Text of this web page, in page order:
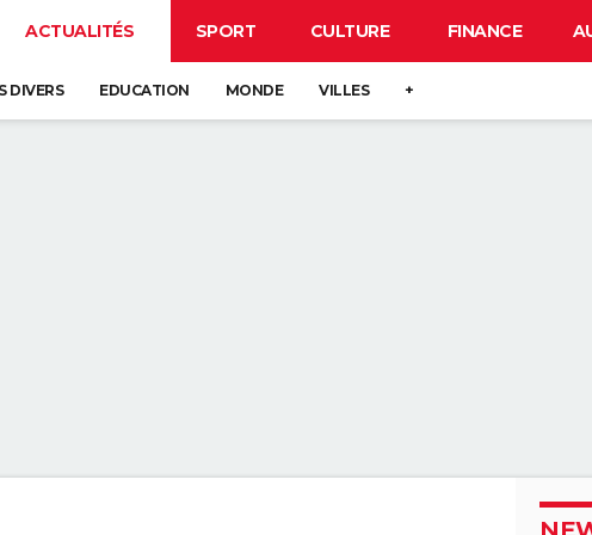
ACTUALITÉS SPORT CULTURE FINANCE
DIVERS EDUCATION MONDE VILLES +